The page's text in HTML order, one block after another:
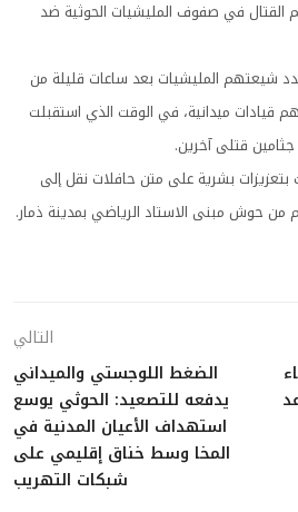
القتال في صفوف المليشيات الحوثية ضد
شيعتهم المليشيات بعد ساعات قليلة من
بينهم قيادات ميدانية، في الوقت الذي استقبلت
قتلى آخرين.
بتعزيزات بشرية على متن حافلات نقل إلى
من حوش مبنى الاستاد الرياضي بمدينة ذمار.
التالي
الضغط اللوجستي والميداني
يدفعه للتصعيد: الحوثي يوسع
استهداف الأعيان المدنية في
المخا وسط خناق إقليمي على
شبكات التهريب